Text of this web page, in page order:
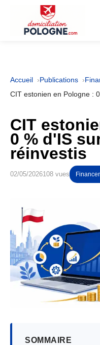
Accueil Publications
CIT estonien en Pologne :
CIT
0 % d'IS
réinvestis
02/05/2026108 vues
SOMMAIRE